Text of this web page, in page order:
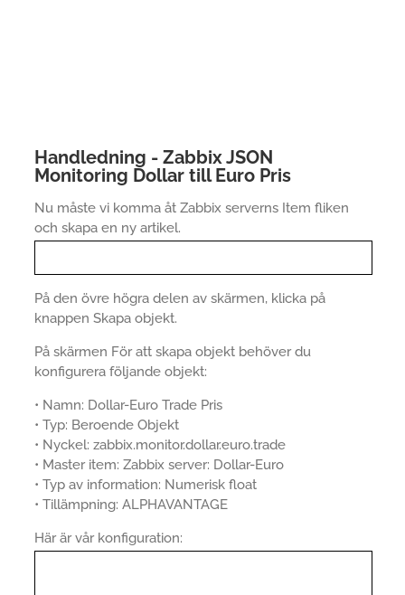
Handledning - Zabbix JSON
Monitoring Dollar till Euro Pris
Nu måste vi komma åt Zabbix serverns Item fliken
och skapa en ny artikel.
På den övre högra delen av skärmen, klicka på
knappen Skapa objekt.
På skärmen För att skapa objekt behöver du
konfigurera följande objekt:
• Namn: Dollar-Euro Trade Pris
• Typ: Beroende Objekt
• Nyckel: zabbix.monitor.dollar.euro.trade
• Master item: Zabbix server: Dollar-Euro
• Typ av information: Numerisk float
• Tillämpning: ALPHAVANTAGE
Här är vår konfiguration: